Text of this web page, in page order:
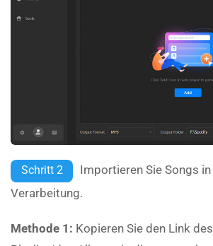
Schritt 2
Importieren Sie Songs
Verarbeitung.
Methode 1: Kopieren Sie den Link